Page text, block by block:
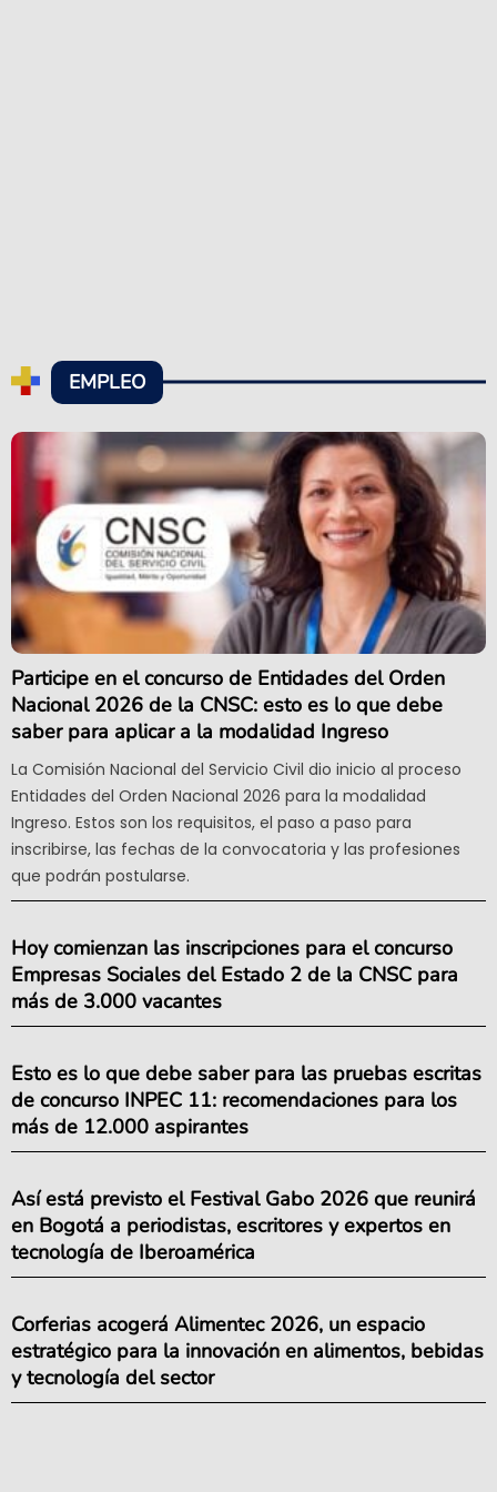
EMPLEO
Participe en el concurso de Entidades del Orden
Nacional 2026 de la CNSC: esto es lo que debe
saber para aplicar a la modalidad Ingreso
La Comisión Nacional del Servicio Civil dio inicio al proceso
Entidades del Orden Nacional 2026 para la modalidad
Ingreso. Estos son los requisitos, el paso a paso para
inscribirse, las fechas de la convocatoria y las profesiones
que podrán postularse.
Hoy comienzan las inscripciones para el concurso
Empresas Sociales del Estado 2 de la CNSC para
más de 3.000 vacantes
Esto es lo que debe saber para las pruebas escritas
de concurso INPEC 11: recomendaciones para los
más de 12.000 aspirantes
Así está previsto el Festival Gabo 2026 que reunirá
en Bogotá a periodistas, escritores y expertos en
tecnología de Iberoamérica
Corferias acogerá Alimentec 2026, un espacio
estratégico para la innovación en alimentos, bebidas
y tecnología del sector